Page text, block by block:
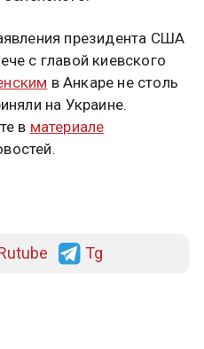
президента США
с главой киевского
в Анкаре не столь
на Украине.
в материале
Tg